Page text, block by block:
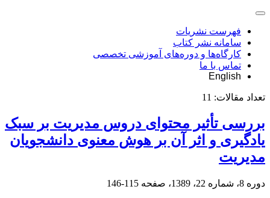
فهرست نشریات
سامانه نشر کتاب
کارگاه‌ها و دوره‌های آموزشی تخصصی
تماس با ما
English
تعداد مقالات: 11
بررسی تأثیر محتوای دروس مدیریت بر سبک
یادگیری و اثر آن بر هوش معنوی دانشجویان
مدیریت
دوره 8، شماره 22، 1389، صفحه 115-146